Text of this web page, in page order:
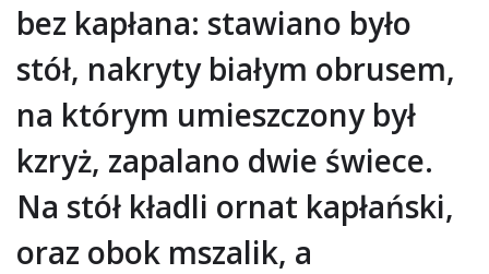
bez kapłana: stawiano było
stół, nakryty białym obrusem,
na którym umieszczony był
kzryż, zapalano dwie świece.
Na stół kładli ornat kapłański,
oraz obok mszalik, a